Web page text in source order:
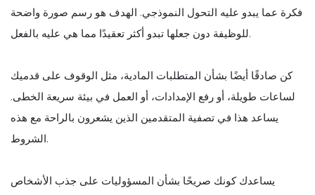
فكرة عما يبدو عليه التحول النموذجي. الهدف هو رسم صورة واضحة
للوظيفة دون جعلها تبدو أكثر تعقيدًا مما هي عليه بالفعل.
كن صادقًا أيضًا بشأن المتطلبات المادية، مثل الوقوف على قدميك
لساعات طويلة، أو رفع الإمدادات، أو العمل في بيئة سريعة الخطى.
يساعد هذا في تصفية المتقدمين الذين يشعرون بالراحة مع هذه
الشروط.
يساعدك كونك صريحًا بشأن المسؤوليات على جذب الأشخاص